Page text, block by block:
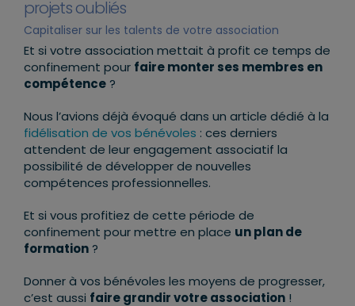
projets oubliés
Capitaliser sur les talents de votre association
Et si votre association mettait à profit ce temps de
confinement pour faire monter ses membres en
compétence?
Nous l’avions déjà évoqué dans un article dédié à la
fidélisation de vos bénévoles : ces derniers
attendent de leur engagement associatif la
possibilité de développer de nouvelles
compétences professionnelles.
Et si vous profitiez de cette période de
confinement pour mettre en place un plan de
formation?
Donner à vos bénévoles les moyens de progresser,
c’est aussi faire grandir votre association !